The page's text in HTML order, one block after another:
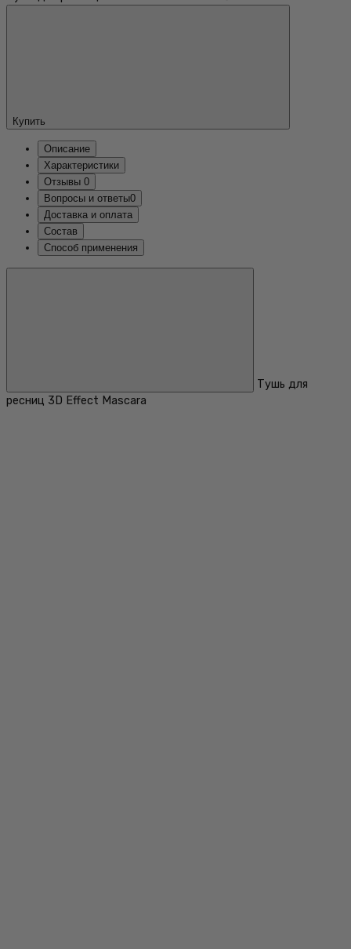
Купить
Описание
Характеристики
Отзывы 0
Вопросы и ответы0
Доставка и оплата
Состав
Способ применения
Тушь для
ресниц 3D Effect Mascara